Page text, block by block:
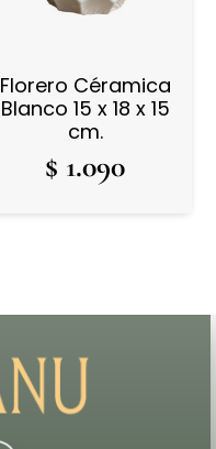
Florero Céramica
Blanco 15 x 18 x 15
cm.
$ 1.090